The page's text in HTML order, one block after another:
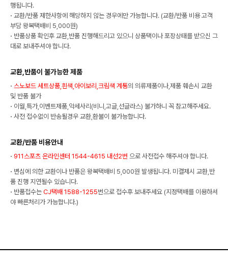
행됩니다.
· 교환/반품 제한사항에 해당하지 않는 경우에만 가능합니다. (교환/반품 비용 고객
부담 왕복택배비 5,000원)
· 반품상품 확인후 교환,반품 진행해드리고 있으니 상품택이나 포장상태를 받으신 그
대로 보내주셔야 합니다.
교환,반품이 불가능한 제품
· 스노보드 세트상품,흰색,아이보리,크림색 계통의 의류제품이나,제품 훼손시 교환
및 반품 불가
· 이월,특가,이벤트제품,악세사리(비니,고글,선글라스) 불가하니 꼭 참고해주세요.
· 사전 접수없이 반송될경우 교환,환불이 불가능합니다.
교환/반품 비용안내
· 911스포츠 온라인센터 1544-4615 내선2번 으로 사전접수 해주셔야 합니다.
· 변심에 의한 교환이나 반품은 왕복택배비 5,000원 발생됩니다. 미결제시 교환,반
품 진행 지연될수 있습니다.
· 반품접수는 CJ택배 1588-1255번으로 접수후 보내주세요 (지정택배를 이용하셔
야 빠른처리가 가능합니다.)